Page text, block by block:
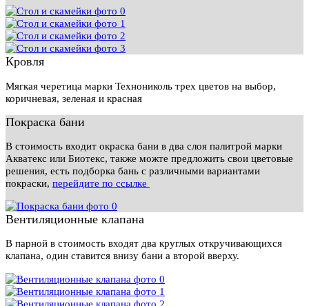
Кровля
Мягкая черетица марки Технониколь трех цветов на выбор,
коричневая, зеленая и красная
Покраска бани
В стоимость входит окраска бани в два слоя палитрой марки
Акватекс или Биотекс, также можте предложить свои цветовые
решения, есть подборка бань с различными вариантами
покраски, перейдите по ссылке
Вентиляционные клапана
В парной в стоимость входят два круглых откручивающихся
клапана, один ставится внизу бани а второй вверху.